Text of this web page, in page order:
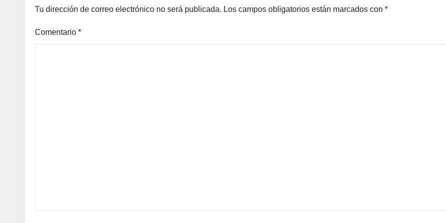
Tu dirección de correo electrónico no será publicada. Los campos obligatorios están marcados con *
Comentario *